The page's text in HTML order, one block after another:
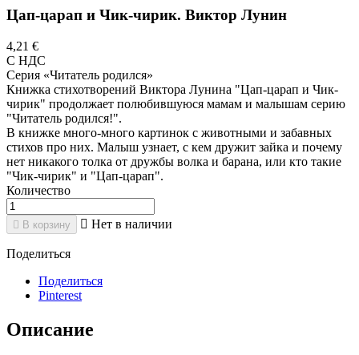
Цап-царап и Чик-чирик. Виктор Лунин
4,21 €
С НДС
Серия «Читатель родился»
Книжка стихотворений Виктора Лунина "Цап-царап и Чик-
чирик" продолжает полюбившуюся мамам и малышам серию
"Читатель родился!".
В книжке много-много картинок с животными и забавных
стихов про них. Малыш узнает, с кем дружит зайка и почему
нет никакого толка от дружбы волка и барана, или кто такие
"Чик-чирик" и "Цап-царап".
Количество
 В корзину  Нет в наличии
Поделиться
Поделиться
Pinterest
Описание